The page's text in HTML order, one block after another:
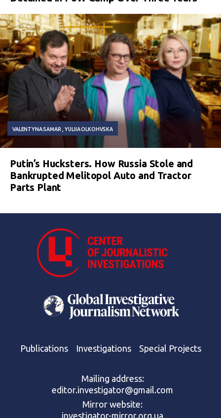
VALENTYNA SAMAR YULIIA OLKOHVSKA
Putin’s Hucksters. How Russia Stole and
Bankrupted Melitopol Auto and Tractor
Parts Plant
Publications Investigations Special Projects
Mailing address:
editor.investigator@gmail.com
Mirror website:
investigator-mirror.org.ua